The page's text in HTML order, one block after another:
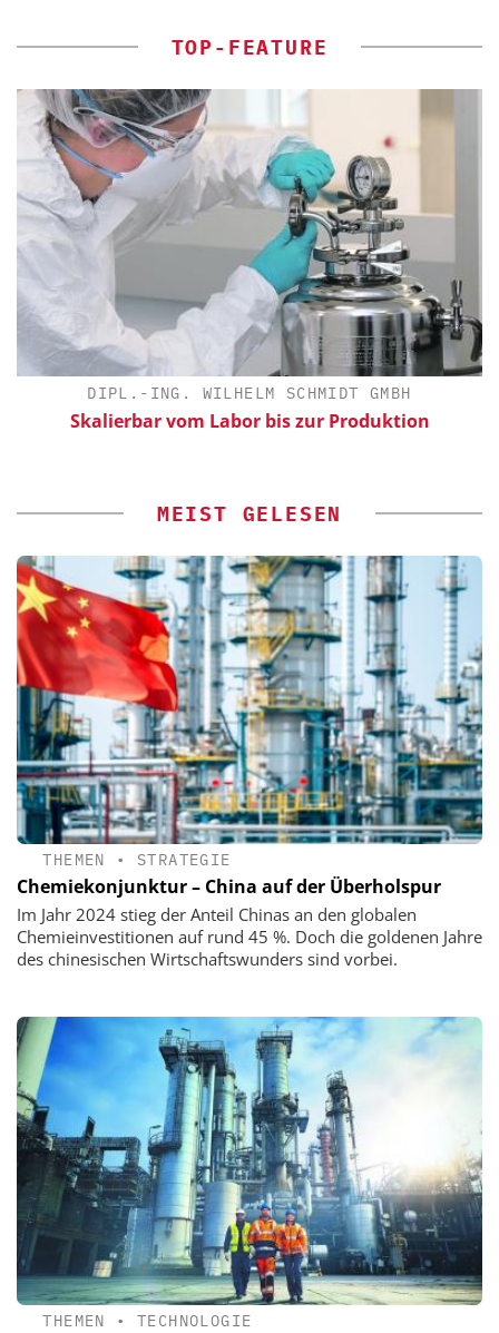
TOP-FEATURE
DIPL.-ING. WILHELM SCHMIDT GMBH
Skalierbar vom Labor bis zur Produktion
MEIST GELESEN
THEMEN • STRATEGIE
Chemiekonjunktur – China auf der Überholspur
Im Jahr 2024 stieg der Anteil Chinas an den globalen
Chemieinvestitionen auf rund 45 %. Doch die goldenen Jahre
des chinesischen Wirtschaftswunders sind vorbei.
THEMEN •TECHNOLOGIE